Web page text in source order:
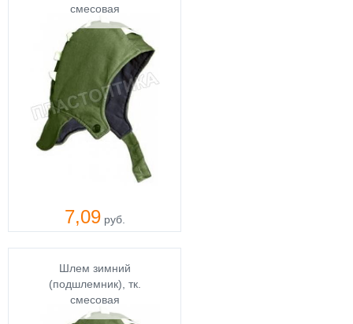
смесовая
7,09руб.
Шлем зимний
(подшлемник), тк.
смесовая